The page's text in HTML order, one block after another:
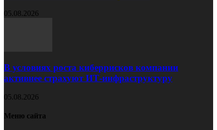
05.08.2026
В условиях роста киберрисков компании
активнее страхуют ИТ‑инфраструктуру
05.08.2026
Меню сайта